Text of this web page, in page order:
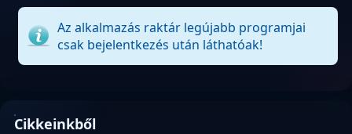
Az alkalmazás raktár legújabb programjai
csak bejelentkezés után láthatóak!
Cikkeinkből